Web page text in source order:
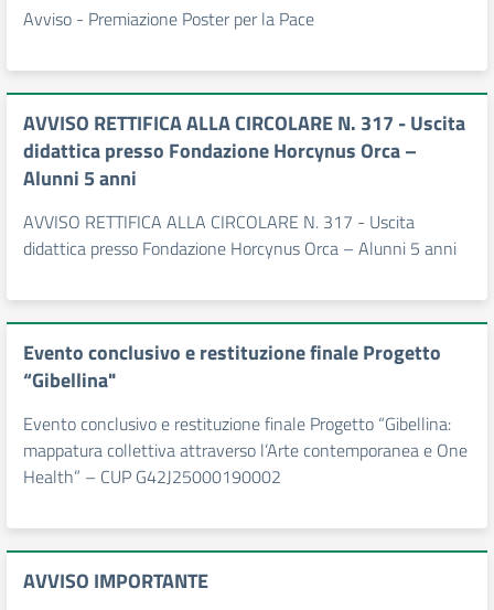
Avviso - Premiazione Poster per la Pace
AVVISO RETTIFICA ALLA CIRCOLARE N. 317 - Uscita
didattica presso Fondazione Horcynus Orca –
Alunni 5 anni
AVVISO RETTIFICA ALLA CIRCOLARE N. 317 - Uscita
didattica presso Fondazione Horcynus Orca – Alunni 5 anni
Evento conclusivo e restituzione finale Progetto
“Gibellina"
Evento conclusivo e restituzione finale Progetto “Gibellina:
mappatura collettiva attraverso l’Arte contemporanea e One
Health” – CUP G42J25000190002
AVVISO IMPORTANTE